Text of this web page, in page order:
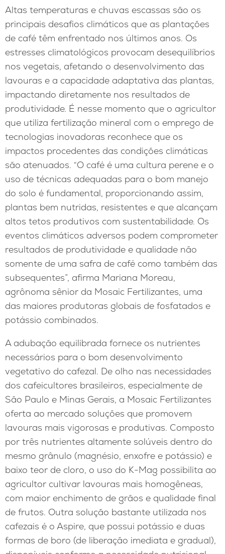
Altas temperaturas e chuvas escassas são os
principais desafios climáticos que as plantações
de café têm enfrentado nos últimos anos. Os
estresses climatológicos provocam desequilíbrios
nos vegetais, afetando o desenvolvimento das
lavouras e a capacidade adaptativa das plantas,
impactando diretamente nos resultados de
produtividade. É nesse momento que o agricultor
que utiliza fertilização mineral com o emprego de
tecnologias inovadoras reconhece que os
impactos procedentes das condições climáticas
são atenuados. “O café é uma cultura perene e o
uso de técnicas adequadas para o bom manejo
do solo é fundamental, proporcionando assim,
plantas bem nutridas, resistentes e que alcançam
altos tetos produtivos com sustentabilidade. Os
eventos climáticos adversos podem comprometer
resultados de produtividade e qualidade não
somente de uma safra de café como também das
subsequentes”, afirma Mariana Moreau,
agrônoma sênior da Mosaic Fertilizantes, uma
das maiores produtoras globais de fosfatados e
potássio combinados.
A adubação equilibrada fornece os nutrientes
necessários para o bom desenvolvimento
vegetativo do cafezal. De olho nas necessidades
dos cafeicultores brasileiros, especialmente de
São Paulo e Minas Gerais, a Mosaic Fertilizantes
oferta ao mercado soluções que promovem
lavouras mais vigorosas e produtivas. Composto
por três nutrientes altamente solúveis dentro do
mesmo grânulo (magnésio, enxofre e potássio) e
baixo teor de cloro, o uso do K-Mag possibilita ao
agricultor cultivar lavouras mais homogêneas,
com maior enchimento de grãos e qualidade final
de frutos. Outra solução bastante utilizada nos
cafezais é o Aspire, que possui potássio e duas
formas de boro (de liberação imediata e gradual),